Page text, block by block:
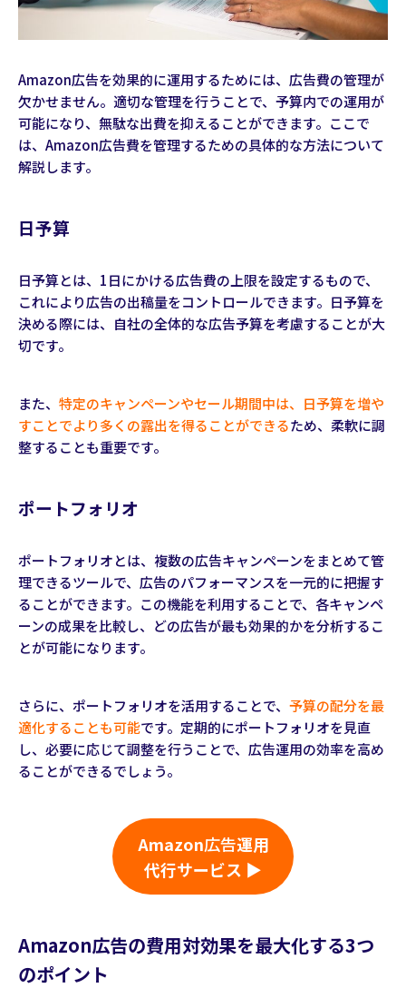
Amazon広告を効果的に運用するためには、広告費の管理が
欠かせません。適切な管理を行うことで、予算内での運用が
可能になり、無駄な出費を抑えることができます。ここで
は、Amazon広告費を管理するための具体的な方法について
解説します。
日予算
日予算とは、1日にかける広告費の上限を設定するもので、
これにより広告の出稿量をコントロールできます。日予算を
決める際には、自社の全体的な広告予算を考慮することが大
切です。
また、 特定のキャンペーンやセール期間中は、日予算を増や
すことでより多くの露出を得ることができるため、柔軟に調
整することも重要です。
ポートフォリオ
ポートフォリオとは、複数の広告キャンペーンをまとめて管
理できるツールで、広告のパフォーマンスを一元的に把握す
ることができます。この機能を利用することで、各キャンペ
ーンの成果を比較し、どの広告が最も効果的かを分析するこ
とが可能になります。
さらに、ポートフォリオを活用することで、 予算の配分を最
適化することも可能です。定期的にポートフォリオを見直
し、必要に応じて調整を行うことで、広告運用の効率を高め
ることができるでしょう。
Amazon広告運用
代行サービス ▶
Amazon広告の費用対効果を最大化する3つ
のポイント